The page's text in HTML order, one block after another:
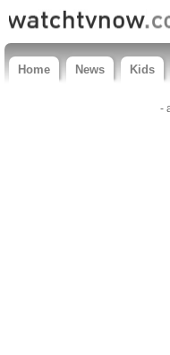
Home News Kids
-